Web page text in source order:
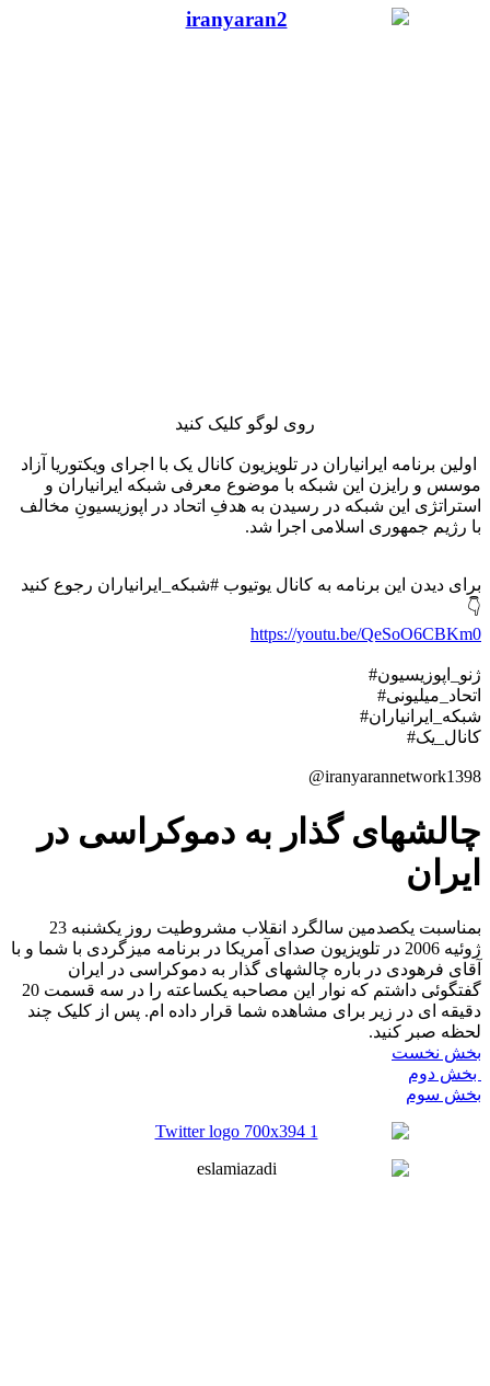
روی لوگو کلیک کنید
اولین برنامه ایرانیاران در تلویزیون کانال یک با اجرای ویکتوریا آزاد
موسس و رایزن این شبکه با موضوع معرفی شبکه ایرانیاران و
استراتژی این شبکه در رسیدن به هدفِ اتحاد در اپوزیسیونِ مخالف
با رژیم جمهوری اسلامی اجرا شد.
برای دیدن این برنامه به کانال یوتیوب #شبکه_ایرانیاران رجوع کنید
👇
https://youtu.be/QeSoO6CBKm0
#ژنو_اپوزیسیون
#اتحاد_میلیونی
#شبکه_ایرانیاران
#کانال_یک
@iranyarannetwork1398
چالشهای گذار به دموکراسی در
ایران
بمناسبت یکصدمین سالگرد انقلاب مشروطیت روز یکشنبه 23
ژوئیه 2006 در تلویزیون صدای آمریکا در برنامه میزگردی با شما و با
آقای فرهودی در باره چالشهای گذار به دموکراسی در ایران
گفتگوئی داشتم که نوار این مصاحبه یکساعته را در سه قسمت 20
دقیقه ای در زیر برای مشاهده شما قرار داده ام. پس از کلیک چند
لحظه صبر کنید.
بخش نخست
بخش دوم
بخش سوم